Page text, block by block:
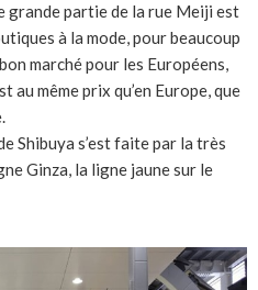
grande partie de la rue Meiji est
à la mode, pour beaucoup
marché pour les Européens,
au même prix qu’en Europe, que
Shibuya s’est faite par la très
Ginza, la ligne jaune sur le